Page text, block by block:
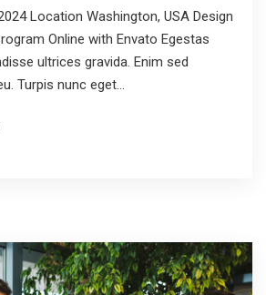
Location Washington, USA Design
Online with Envato Egestas
ultrices gravida. Enim sed
Turpis nunc eget...